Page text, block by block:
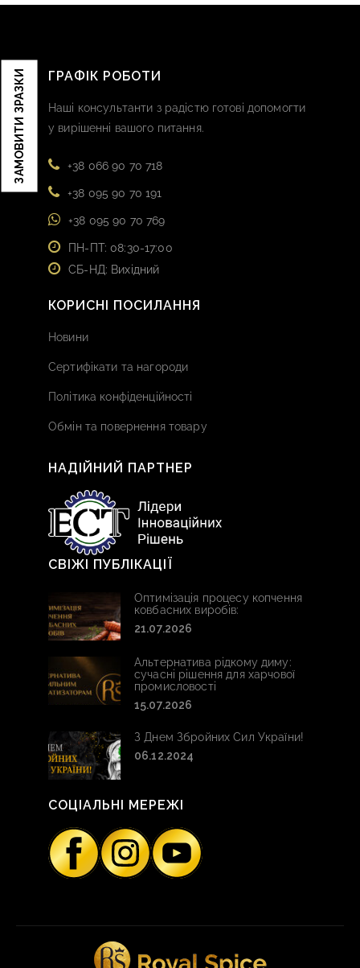
ЗАМОВИТИ ЗРАЗКИ ГРАФІК РОБОТИ
Наші консультанти з радістю готові допомогти
у вирішенні вашого питання.
+38 066 90 70 718
+38 095 90 70 191
+38 095 90 70 769
ПН-ПТ: 08:30-17:00
СБ-НД: Вихідний
КОРИСНІ ПОСИЛАННЯ
Новини
Сертифікати та нагороди
Політика конфіденційності
Обмін та повернення товару
НАДІЙНИЙ ПАРТНЕР
СВІЖІ ПУБЛІКАЦІЇ
Оптимізація процесу копчення
ковбасних виробів:
21.07.2026
Альтернатива рідкому диму:
сучасні рішення для харчової
промисловості
15.07.2026
З Днем Збройних Сил України!
06.12.2024
СОЦІАЛЬНІ МЕРЕЖІ